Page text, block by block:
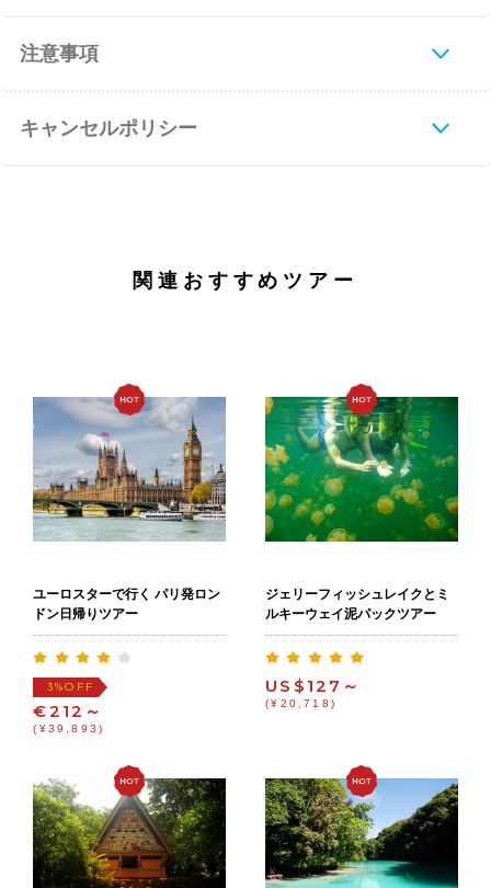
注意事項
キャンセルポリシー
関連おすすめツアー
ユーロスターで行く パリ発ロン
ドン日帰りツアー
3%OFF
€212～
(¥39,893)
ジェリーフィッシュレイクとミ
ルキーウェイ泥パックツアー
US$127～
(¥20,718)